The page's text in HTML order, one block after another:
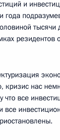
и
года
тысячи
резидентов
кризис нас
что все
все